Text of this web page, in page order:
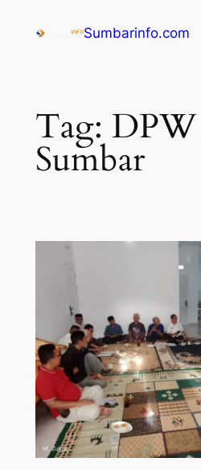
Sumbarinfo.com
Tag:
Sumbar